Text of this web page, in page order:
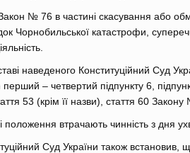
№ 76 в частині скасування або
Чорнобильської катастрофи,
наведеного Конституційний Суд
– четвертий підпункту 6,
53 (крім її назви), стаття 60
положення втрачають чинність з дня
Суд України також